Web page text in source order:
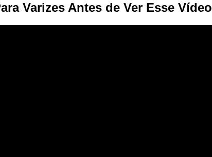
Varizes Antes de Ver Esse Vídeo